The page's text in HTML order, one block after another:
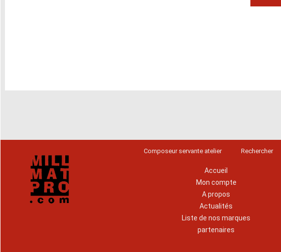
Composeur servante atelier Rechercher
Accueil
Mon compte
A propos
Actualités
Liste de nos marques
partenaires